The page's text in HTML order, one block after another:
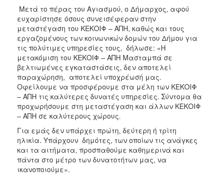
Φιλοξενίας
Γυναικών
Κέντρο
Κοινότητας
Κοινωνικό
Φαρμακείο
Κοινωνικό
Παντοπωλείο
Ισότητα
των
Φύλων
Υγεία
Αυτόματοι
Απινιδωτές
Μετά το πέρας του Αγιασμού, ο Δήμαρχος, αφού
ευχαρίστησε όσους συνεισέφεραν στην
μεταστέγαση του ΚΕΚΟΙΦ – ΑΠΗ, καθώς και τους
εργαζομένους των κοινωνικών δομών του Δήμου για
τις πολύτιμες υπηρεσίες τους, δήλωσε: «Η
μετακόμιση του ΚΕΚΟΙΦ – ΑΠΗ Μασταμπά σε
βελτιωμένες εγκαταστάσεις, δεν αποτελεί
παραχώρηση, αποτελεί υποχρέωσή μας.
Οφείλουμε να προσφέρουμε στα μέλη των ΚΕΚΟΙΦ
– ΑΠΗ τις καλύτερες δυνατές υπηρεσίες. Σύντομα θα
προχωρήσουμε στη μεταστέγαση και άλλων ΚΕΚΟΙΦ
– ΑΠΗ σε καλύτερους χώρους.
Για εμάς δεν υπάρχει πρώτη, δεύτερη ή τρίτη
ηλικία. Υπάρχουν δημότες, των οποίων τις ανάγκες
και τα αιτήματα, προσπαθούμε καθημερινά και
πάντα στο μέτρο των δυνατοτήτων μας, να
ικανοποιούμε».